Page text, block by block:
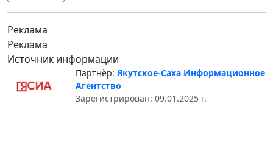
Реклама
Реклама
Источник информации
Партнёр: Якутское-Саха Информационное
Агентство
Зарегистрирован: 09.01.2025 г.